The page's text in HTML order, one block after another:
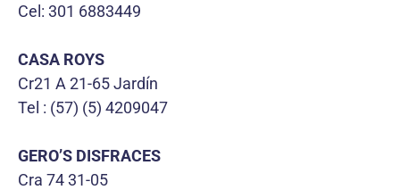
Cel: 301 6883449
CASA ROYS
Cr21 A 21-65 Jardín
Tel : (57) (5) 4209047
GERO’S DISFRACES
Cra 74 31-05